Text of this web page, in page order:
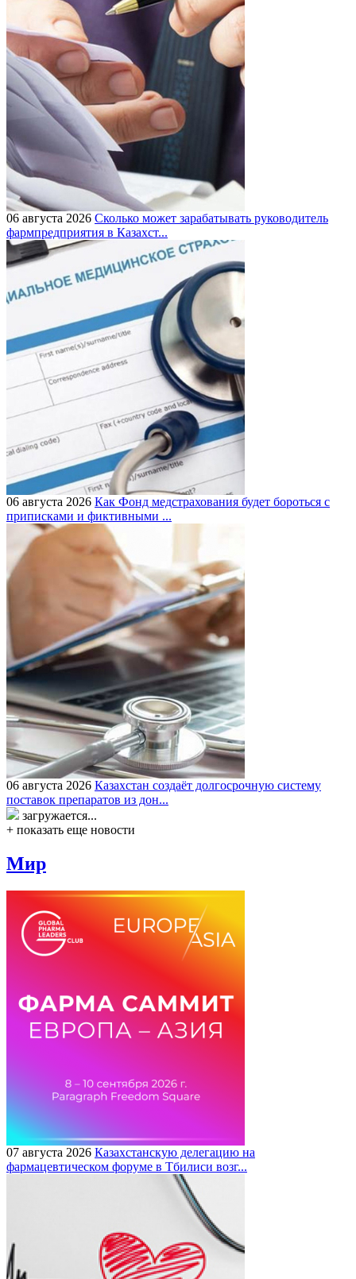
06 августа 2026 Сколько может зарабатывать руководитель
фармпредприятия в Казахст...
06 августа 2026 Как Фонд медстрахования будет бороться с
приписками и фиктивными ...
06 августа 2026 Казахстан создаёт долгосрочную систему
поставок препаратов из дон...
загружается...
+ показать еще новости
Мир
07 августа 2026 Казахстанскую делегацию на
фармацевтическом форуме в Тбилиси возг...